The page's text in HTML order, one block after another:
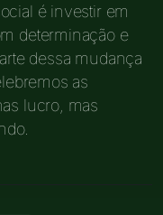
é investir em
determinação e
dessa mudança
as
lucro, mas